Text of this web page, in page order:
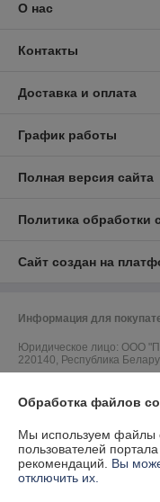
О нас
Контакты
Доставка и оплата
График работы
Полная версия сайта
Политика обработки
Сайт создан на
Информация для
Юридическое лицо: ООО
220140, Республика
Регистрационный орган:
Минска
Обработка файлов
Мы используем файлы
пользователей
рекомендаций. Вы
отключить их.